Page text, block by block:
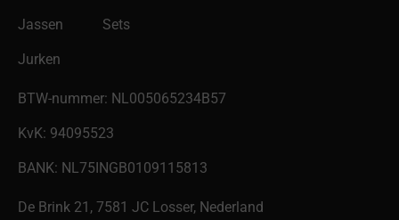
Jassen
Jurken
Sets
BTW-nummer: NL005065234B57
KvK: 94095523
BANK: NL75INGB0109115813
De Brink 21, 7581 JC Losser, Nederland